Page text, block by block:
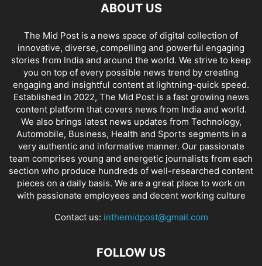
ABOUT US
The Mid Post is a news space of digital collection of
innovative, diverse, compelling and powerful engaging
stories from India and around the world. We strive to keep
you on top of every possible news trend by creating
engaging and insightful content at lightning-quick speed.
Established in 2022, The Mid Post is a fast growing news
content platform that covers news from India and world.
We also brings latest news updates from Technology,
Automobile, Business, Health and Sports segments in a
very authentic and informative manner. Our passionate
team comprises young and energetic journalists from each
section who produce hundreds of well-researched content
pieces on a daily basis. We are a great place to work on
with passionate employees and decent working culture
Contact us: inthemidpost@gmail.com
FOLLOW US